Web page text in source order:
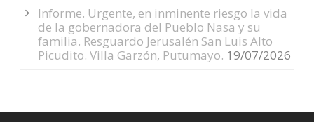
Informe. Urgente, en inminente riesgo la vida
de la gobernadora del Pueblo Nasa y su
familia. Resguardo Jerusalén San Luis Alto
Picudito. Villa Garzón, Putumayo. 19/07/2026